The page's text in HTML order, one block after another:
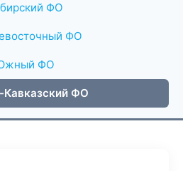
ФО
ФО
ФО
Кавказский ФО